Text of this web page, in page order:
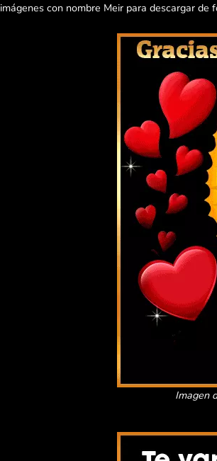
imágenes con nombre Meir para descargar de
Imagen